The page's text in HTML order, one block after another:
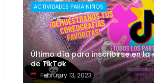
ACTIVIDADES PARA NIÑOS
Último día para inscribirse en la
de TikTok
February 13, 2023